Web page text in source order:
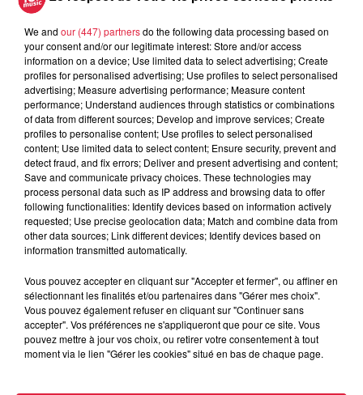
A lire aussi
6 août 2026
À Hoerdt, de l’eau brune sort des
robinets
6 août 2026
Tags antisémites à Strasbourg :
Catherine Trautmann réagit
6 août 2026
Au zoo de Mulhouse : rencontre
avec les flamants rouges
We and our (447) partnersdo the following data processing based on
your consent and/or our legitimate interest: Store and/or access
information on a device; Use limited data to select advertising; Create
profiles for personalised advertising; Use profiles to select personalised
advertising; Measure advertising performance; Measure content
performance; Understand audiences through statistics or combinations
of data from different sources; Develop and improve services; Create
profiles to personalise content; Use profiles to select personalised
content; Use limited data to select content; Ensure security, prevent and
detect fraud, and fix errors; Deliver and present advertising and content;
Save and communicate privacy choices. These technologies may
process personal data such as IP address and browsing data to offer
following functionalities: Identify devices based on information actively
requested; Use precise geolocation data; Match and combine data from
other data sources; Link different devices; Identify devices based on
information transmitted automatically.
Vous pouvez accepter en cliquant sur "Accepter et fermer", ou affiner en
sélectionnant les finalités et/ou partenaires dans "Gérer mes choix".
Vous pouvez également refuser en cliquant sur "Continuer sans
accepter". Vos préférences ne s'appliqueront que pour ce site. Vous
pouvez mettre à jour vos choix, ou retirer votre consentement à tout
moment via le lien "Gérer les cookies" situé en bas de chaque page.